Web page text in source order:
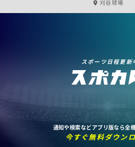
刈谷球場
スポーツ日程更新
通知や検索などアプリ版なら全
今すぐ無料ダウン